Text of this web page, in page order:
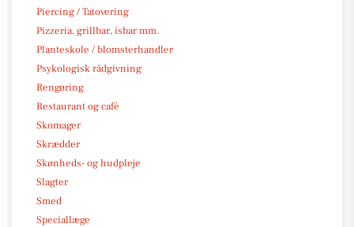
Piercing / Tatovering
Pizzeria, grillbar, isbar mm.
Planteskole / blomsterhandler
Psykologisk rådgivning
Rengøring
Restaurant og café
Skomager
Skrædder
Skønheds- og hudpleje
Slagter
Smed
Speciallæge